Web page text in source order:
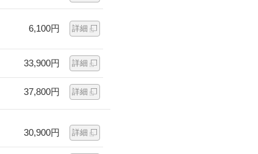
6,100円 詳細
33,900円 詳細
37,800円 詳細
30,900円 詳細